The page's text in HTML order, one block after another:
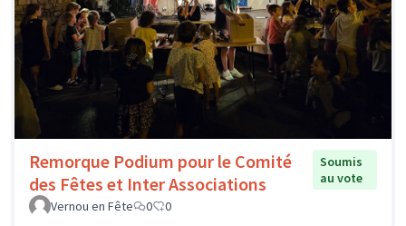
Remorque Podium pour le Comité
des Fêtes et Inter Associations
Soumis
au vote
Vernou en Fête
0 0